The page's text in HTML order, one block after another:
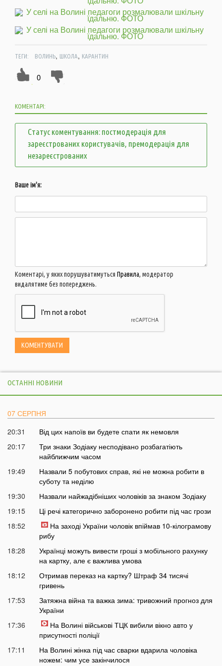
ТЕГИ: ВОЛИНЬ, ШКОЛА, КАРАНТИН
0
КОМЕНТАРІ:
Статус коментування: постмодерація для
зареєстрованих користувачів, премодерація для
незареєстрованих
Ваше ім'я:
Коментарі, у яких порушуватимуться Правила, модератор
видалятиме без попереджень.
ОСТАННІ НОВИНИ
07 СЕРПНЯ
20:31
Від цих напоїв ви будете спати як немовля
20:17
Три знаки Зодіаку несподівано розбагатіють
найближчим часом
19:49
Назвали 5 побутових справ, які не можна робити в
суботу та неділю
19:30
Назвали найжадібніших чоловіків за знаком Зодіаку
19:15
Ці речі категорично заборонено робити під час грози
18:52
На заході України чоловік впіймав 10-кілограмову
рибу
18:28
Українці можуть вивести гроші з мобільного рахунку
на картку, але є важлива умова
18:12
Отримав переказ на картку? Штраф 34 тисячі
гривень
17:53
Затяжна війна та важка зима: тривожний прогноз для
України
17:36
На Волині військові ТЦК вибили вікно авто у
присутності поліції
17:11
На Волині жінка під час сварки вдарила чоловіка
ножем: чим усе закінчилося